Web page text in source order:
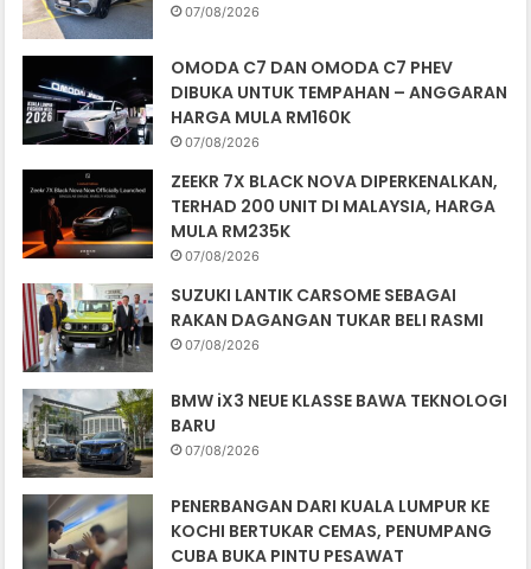
07/08/2026
OMODA C7 DAN OMODA C7 PHEV
DIBUKA UNTUK TEMPAHAN – ANGGARAN
HARGA MULA RM160K
07/08/2026
ZEEKR 7X BLACK NOVA DIPERKENALKAN,
TERHAD 200 UNIT DI MALAYSIA, HARGA
MULA RM235K
07/08/2026
SUZUKI LANTIK CARSOME SEBAGAI
RAKAN DAGANGAN TUKAR BELI RASMI
07/08/2026
BMW iX3 NEUE KLASSE BAWA TEKNOLOGI
BARU
07/08/2026
PENERBANGAN DARI KUALA LUMPUR KE
KOCHI BERTUKAR CEMAS, PENUMPANG
CUBA BUKA PINTU PESAWAT